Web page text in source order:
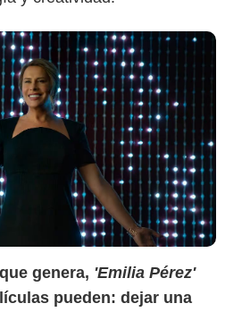
genera, 'Emilia Pérez'
pueden: dejar una